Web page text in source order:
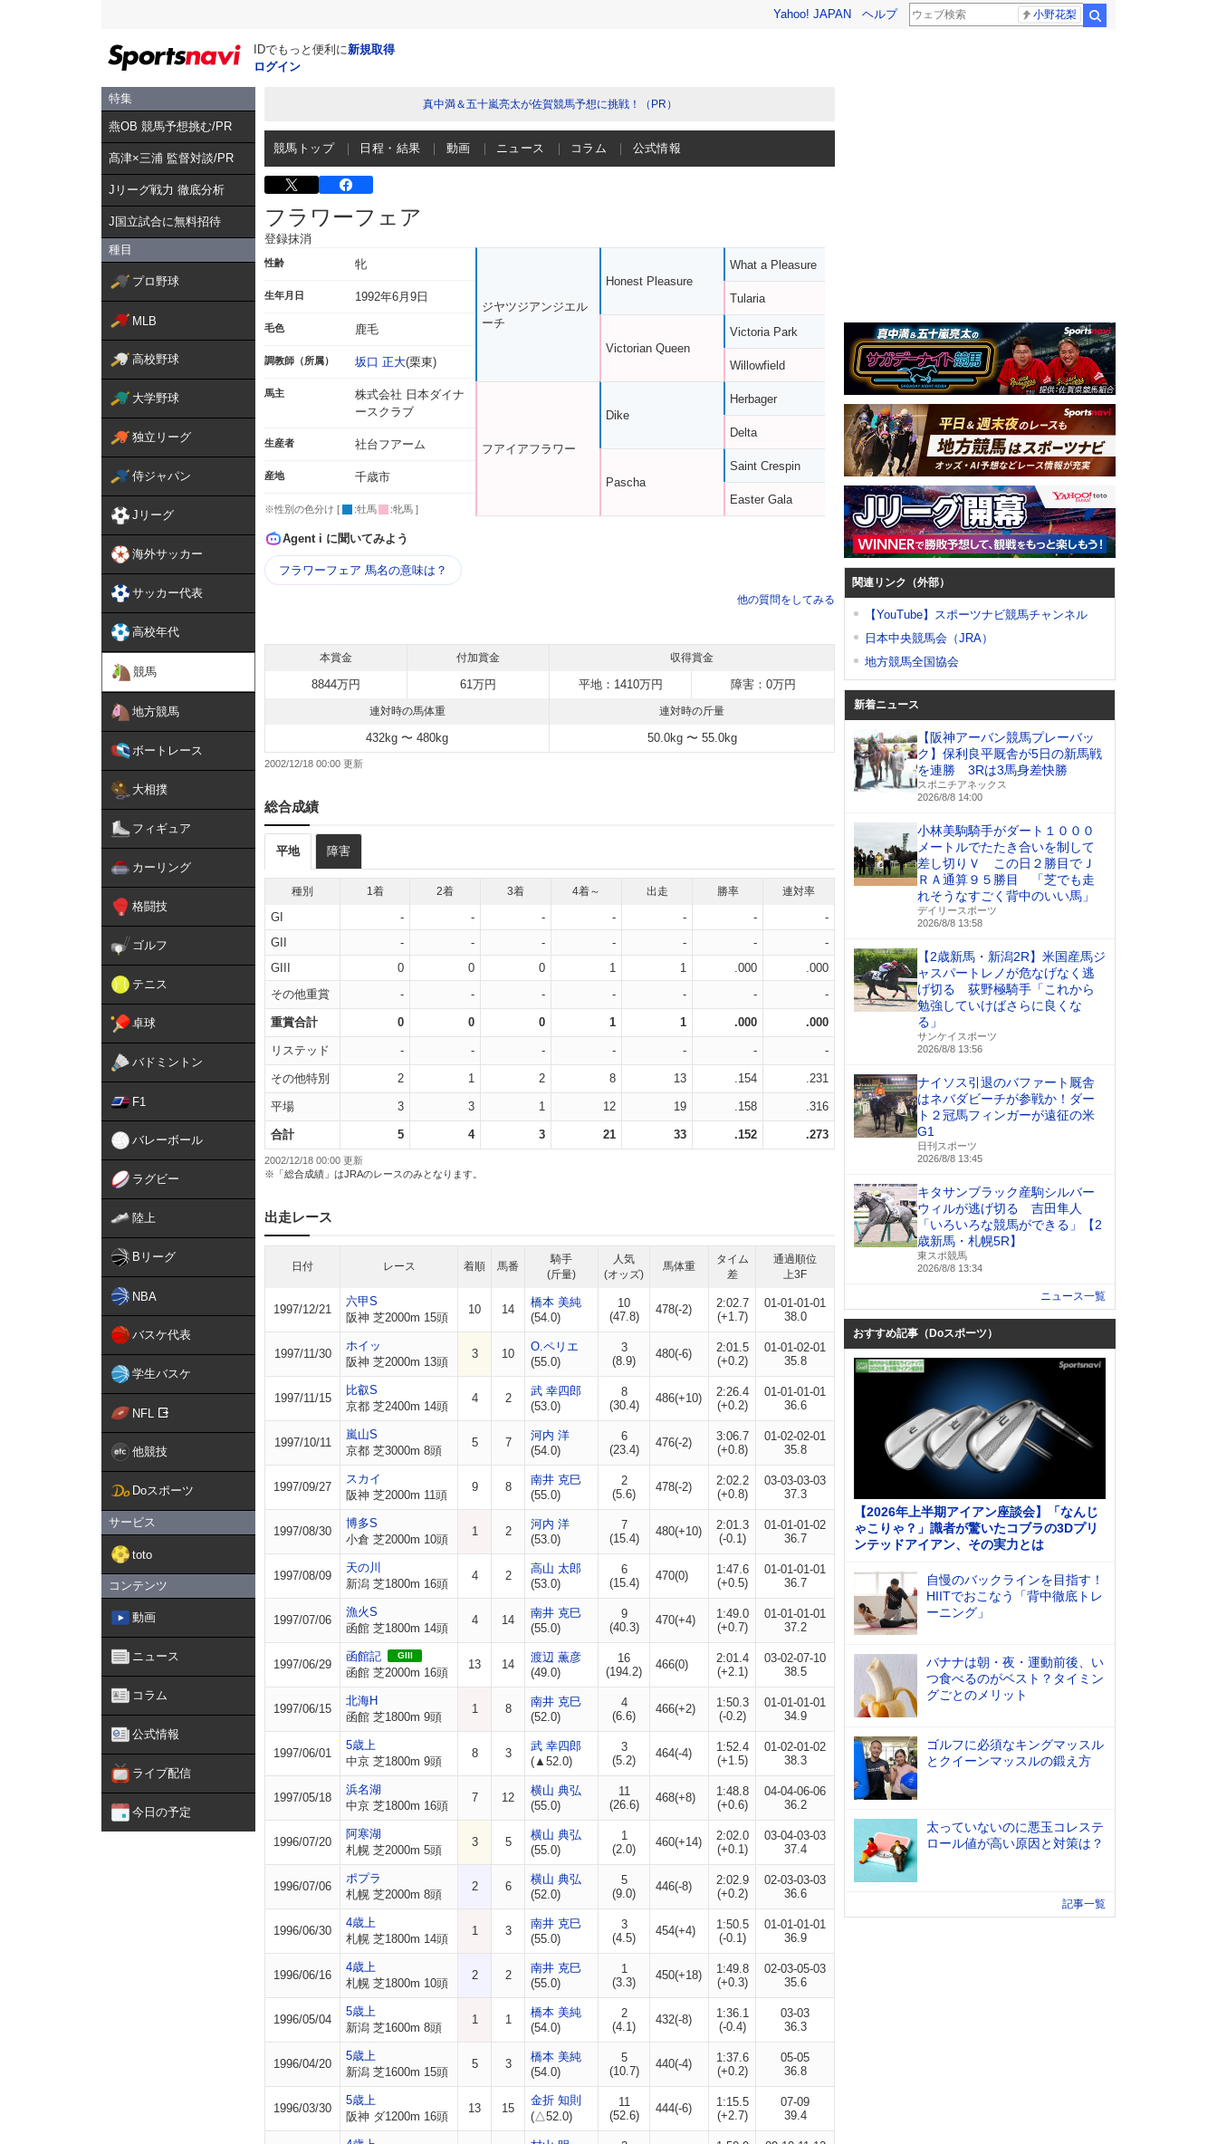
Yahoo! JAPAN ヘルプ 小野花梨
IDでもっと便利に新規取得
ログイン
特集
燕OB 競馬予想挑む/PR
髙津×三浦 監督対談/PR
Jリーグ戦力 徹底分析
J国立試合に無料招待
種目
プロ野球
MLB
高校野球
大学野球
独立リーグ
侍ジャパン
Jリーグ
海外サッカー
サッカー代表
高校年代
競馬
地方競馬
ボートレース
大相撲
フィギュア
カーリング
格闘技
ゴルフ
テニス
卓球
バドミントン
F1
バレーボール
ラグビー
陸上
Bリーグ
NBA
バスケ代表
学生バスケ
NFL
他競技
Doスポーツ
サービス
toto
コンテンツ
動画
ニュース
コラム
公式情報
ライブ配信
今日の予定
真中満＆五十嵐亮太が佐賀競馬予想に挑戦！（PR）
競馬トップ 日程・結果 動画 ニュース コラム 公式情報
フラワーフェア
登録抹消
性齢 牝
生年月日 1992年6月9日
毛色 鹿毛
調教師（所属） 坂口 正大(栗東)
馬主
株式会社 日本ダイナ
ースクラブ
生産者 社台フアーム
産地 千歳市
※性別の色分け [ :牡馬 :牝馬 ]
ジヤツジアンジエル
ーチ
フアイアフラワー
Honest Pleasure
Victorian Queen
Dike
Pascha
What a Pleasure
Tularia
Victoria Park
Willowfield
Herbager
Delta
Saint Crespin
Easter Gala
Agent i に聞いてみよう
フラワーフェア 馬名の意味は？
他の質問をしてみる
本賞金 付加賞金 収得賞金
8844万円 61万円 平地：1410万円 障害：0万円
連対時の馬体重 連対時の斤量
432kg 〜 480kg 50.0kg 〜 55.0kg
2002/12/18 00:00
総合成績
平地 障害
種別 1着 2着 3着 4着～ 出走 勝率 連対率
GI - - - - - -
-
GII
- - - - - -
-
GIII
0 0 0 1 1 .000
.000
その他重賞
- - - - - - -
重賞合計 0 0 0 1 1 .000 .000
リステッド - - - - - - -
その他特別 2 1 2 8 13 .154 .231
平場 3 3 1 12 19 .158 .316
合計 5 4 3 21 33 .152 .273
2002/12/18 00:00 更新
※「総合成績」はJRAのレースのみとなります。
出走レース
日付 レース 着順 馬番
騎手
(斤量)
人気
(オッズ)
馬体重
タイム
差
通過順位
上3F
1997/12/21
六甲S
阪神 芝2000m 15頭
10 14
橋本 美純
(54.0)
10
(47.8)
478(-2)
2:02.7
(+1.7)
01-01-01-01
38.0
1997/11/30
ホイッ
阪神 芝2000m 13頭
3 10
O.ペリエ
(55.0)
3
(8.9)
480(-6)
2:01.5
(+0.2)
01-01-02-01
35.8
1997/11/15
比叡S
京都 芝2400m 14頭
4 2
武 幸四郎
(53.0)
8
(30.4)
486(+10)
2:26.4
(+0.2)
01-01-01-01
36.6
1997/10/11
嵐山S
京都 芝3000m 8頭
5 7
河内 洋
(54.0)
6
(23.4)
476(-2)
3:06.7
(+0.8)
01-02-02-01
35.8
1997/09/27
スカイ
阪神 芝2000m 11頭
9 8
南井 克巳
(55.0)
2
(5.6)
478(-2)
2:02.2
(+0.8)
03-03-03-03
37.3
1997/08/30
博多S
小倉 芝2000m 10頭
1 2
河内 洋
(53.0)
7
(15.4)
480(+10)
2:01.3
(-0.1)
01-01-01-02
36.7
1997/08/09
天の川
新潟 芝1800m 16頭
4 2
高山 太郎
(53.0)
6
(15.4)
470(0)
1:47.6
(+0.5)
01-01-01-01
36.7
1997/07/06
漁火S
函館 芝1800m 14頭
4 14
南井 克巳
(55.0)
9
(40.3)
470(+4)
1:49.0
(+0.7)
01-01-01-01
37.2
1997/06/29
函館記 GIII
函館 芝2000m 16頭
13 14
渡辺 薫彦
(49.0)
16
(194.2)
466(0)
2:01.4
(+2.1)
03-02-07-10
38.5
1997/06/15
北海H
函館 芝1800m 9頭
1 8
南井 克巳
(52.0)
4
(6.6)
466(+2)
1:50.3
(-0.2)
01-01-01-01
34.9
1997/06/01
5歳上
中京 芝1800m 9頭
8 3
武 幸四郎
(▲52.0)
3
(5.2)
464(-4)
1:52.4
(+1.5)
01-02-01-02
38.3
1997/05/18
浜名湖
中京 芝1800m 16頭
7 12
横山 典弘
(55.0)
11
(26.6)
468(+8)
1:48.8
(+0.6)
04-04-06-06
36.2
1996/07/20
阿寒湖
札幌 芝2000m 5頭
3 5
横山 典弘
(55.0)
1
(2.0)
460(+14)
2:02.0
(+0.1)
03-04-03-03
37.4
1996/07/06
ポプラ
札幌 芝2000m 8頭
2 6
横山 典弘
(52.0)
5
(9.0)
446(-8)
2:02.9
(+0.2)
02-03-03-03
36.6
1996/06/30
4歳上
札幌 芝1800m 14頭
1 3
南井 克巳
(55.0)
3
(4.5)
454(+4)
1:50.5
(-0.1)
01-01-01-01
36.9
1996/06/16
4歳上
札幌 芝1800m 10頭
2 2
南井 克巳
(55.0)
1
(3.3)
450(+18)
1:49.8
(+0.3)
02-03-05-03
35.6
1996/05/04
5歳上
新潟 芝1600m 8頭
1 1
橋本 美純
(54.0)
2
(4.1)
432(-8)
1:36.1
(-0.4)
03-03
36.3
1996/04/20
5歳上
新潟 芝1600m 15頭
5 3
橋本 美純
(54.0)
5
(10.7)
440(-4)
1:37.6
(+0.2)
05-05
36.8
1996/03/30
5歳上
阪神 ダ1200m 16頭
13 15
金折 知則
(△52.0)
11
(52.6)
444(-6)
1:15.5
(+2.7)
07-09
39.4
関連リンク（外部）
【YouTube】スポーツナビ競馬チャンネル
日本中央競馬会（JRA）
地方競馬全国協会
新着ニュース
【阪神アーバン競馬プレーバッ
ク】保利良平厩舎が5日の新馬戦
を連勝 3Rは3馬身差快勝
スポニチアネックス
2026/8/8 14:00
小林美駒騎手がダート１０００
メートルでたたき合いを制して
差し切りＶ この日２勝目でＪ
ＲＡ通算９５勝目 「芝でも走
れそうなすごく背中のいい馬」
デイリースポーツ
2026/8/8 13:58
【2歳新馬・新潟2R】米国産馬ジ
ャスパートレノが危なげなく逃
げ切る 荻野極騎手「これから
勉強していけばさらに良くな
る」
サンケイスポーツ
2026/8/8 13:56
ナイソス引退のバファート厩舎
はネバダビーチが参戦か！ダー
ト２冠馬フィンガーが遠征の米
G1
日刊スポーツ
2026/8/8 13:45
キタサンブラック産駒シルバー
ウィルが逃げ切る 吉田隼人
「いろいろな競馬ができる」【2
歳新馬・札幌5R】
東スポ競馬
2026/8/8 13:34
ニュース一覧
おすすめ記事（Doスポーツ）
【2026年上半期アイアン座談会】「なんじ
ゃこりゃ？」識者が驚いたコブラの3Dプリ
ンテッドアイアン、その実力とは
自慢のバックラインを目指す！
HIITでおこなう「背中徹底トレ
ーニング」
バナナは朝・夜・運動前後、い
つ食べるのがベスト？タイミン
グごとのメリット
ゴルフに必須なキングマッスル
とクイーンマッスルの鍛え方
太っていないのに悪玉コレステ
ロール値が高い原因と対策は？
記事一覧